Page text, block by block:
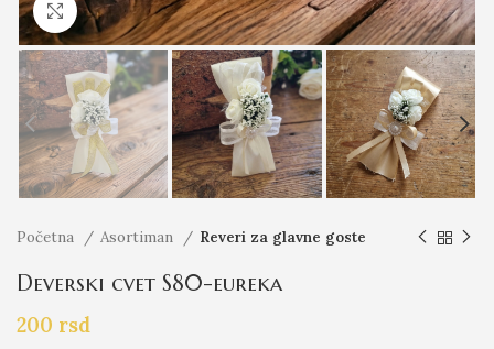
Click to enlarge
Početna Asortiman Reveri za glavne goste
Deverski cvet S80-eureka
200 rsd